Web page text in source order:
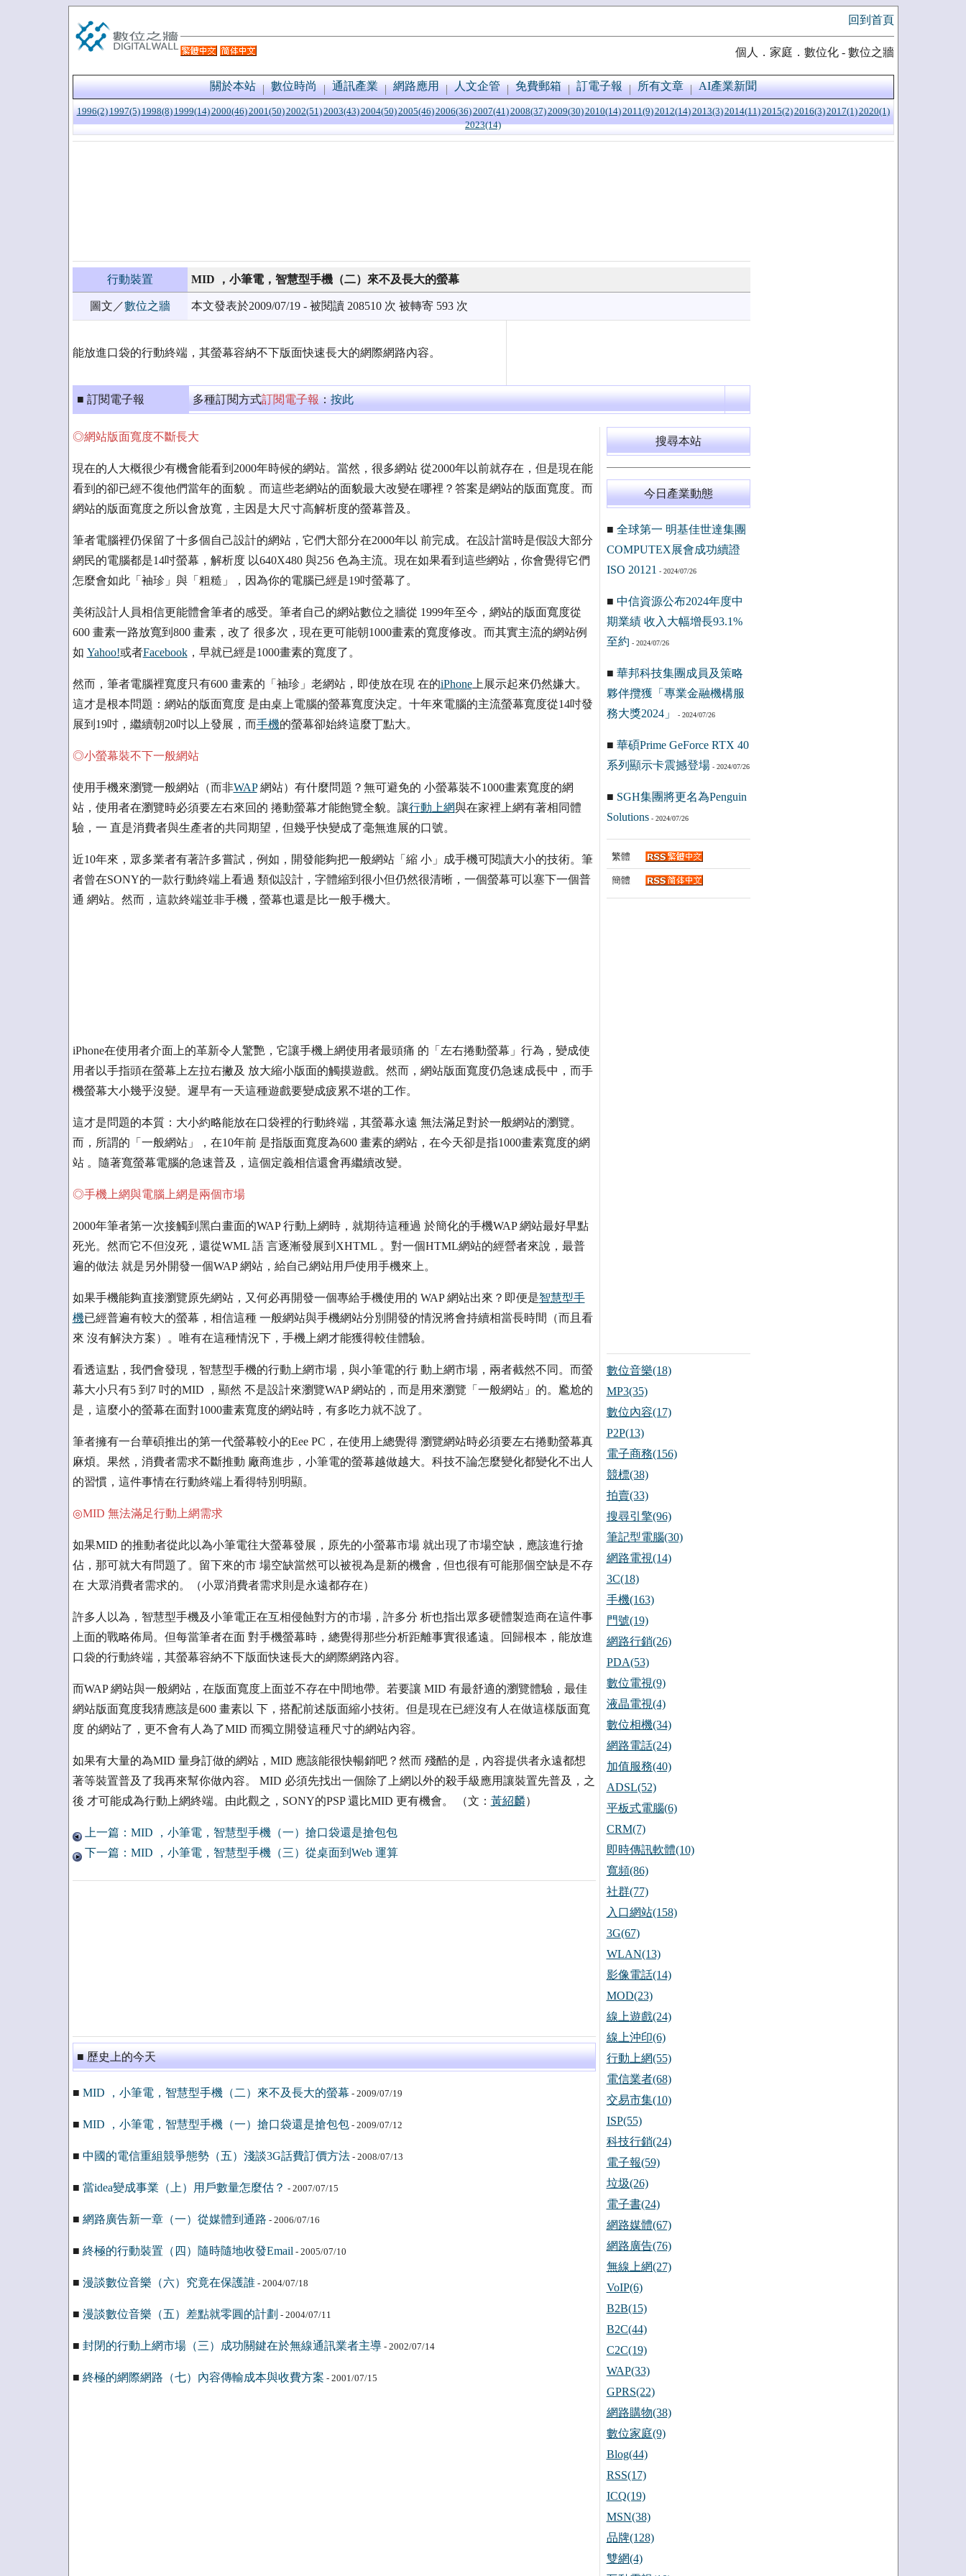
回到首頁
個人．家庭．數位化 - 數位之牆
關於本站 數位時尚 通訊產業 網路應用 人文企管 免費郵箱 訂電子報 所有文章 AI產業新聞
1996(2) 1997(5) 1998(8) 1999(14)2000(46)2001(50)2002(51)2003(43)2004(50)2005(46)2006(36)2007(41)2008(37)2009(30)2010(14)2011(9)2012(14)2013(3)2014(11)2015(2)2016(3)2017(1)2020(1)
2023(14)
行動裝置 MID ，小筆電，智慧型手機（二）來不及長大的螢幕
圖文／數位之牆 本文發表於2009/07/19 - 被閱讀 208510 次 被轉寄 593 次
能放進口袋的行動終端，其螢幕容納不下版面快速長大的網際網路內容。
■ 訂閱電子報 多種訂閱方式訂閱電子報：按此
◎網站版面寬度不斷長大
現在的人大概很少有機會能看到2000年時候的網站。當然，很多網站 從2000年以前就存在，但是現在能
看到的卻已經不復他們當年的面貌 。而這些老網站的面貌最大改變在哪裡？答案是網站的版面寬度。而
網站的版面寬度之所以會放寬，主因是大尺寸高解析度的螢幕普及。
筆者電腦裡仍保留了十多個自己設計的網站，它們大部分在2000年以 前完成。在設計當時是假設大部分
網民的電腦都是14吋螢幕，解析度 以640X480 與256 色為主流。現在如果看到這些網站，你會覺得它們
怎麼會如此「袖珍」與「粗糙」，因為你的電腦已經是19吋螢幕了。
美術設計人員相信更能體會筆者的感受。筆者自己的網站數位之牆從 1999年至今，網站的版面寬度從
600 畫素一路放寬到800 畫素，改了 很多次，現在更可能朝1000畫素的寬度修改。而其實主流的網站例
如 Yahoo!或者Facebook，早就已經是1000畫素的寬度了。
然而，筆者電腦裡寬度只有600 畫素的「袖珍」老網站，即使放在現 在的iPhone上展示起來仍然嫌大。
這才是根本問題：網站的版面寬度 是由桌上電腦的螢幕寬度決定。十年來電腦的主流螢幕寬度從14吋發
展到19吋，繼續朝20吋以上發展，而手機的螢幕卻始終這麼丁點大。
◎小螢幕裝不下一般網站
使用手機來瀏覽一般網站（而非WAP網站）有什麼問題？無可避免的 小螢幕裝不1000畫素寬度的網
站，使用者在瀏覽時必須要左右來回的 捲動螢幕才能飽覽全貌。讓行動上網與在家裡上網有著相同體
驗，一 直是消費者與生產者的共同期望，但幾乎快變成了毫無進展的口號。
近10年來，眾多業者有著許多嘗試，例如，開發能夠把一般網站「縮 小」成手機可閱讀大小的技術。筆
者曾在SONY的一款行動終端上看過 類似設計，字體縮到很小但仍然很清晰，一個螢幕可以塞下一個普
通 網站。然而，這款終端並非手機，螢幕也還是比一般手機大。
iPhone在使用者介面上的革新令人驚艷，它讓手機上網使用者最頭痛 的「左右捲動螢幕」行為，變成使
用者以手指頭在螢幕上左拉右撇及 放大縮小版面的觸摸遊戲。然而，網站版面寬度仍急速成長中，而手
機螢幕大小幾乎沒變。遲早有一天這種遊戲要變成疲累不堪的工作。
這才是問題的本質：大小約略能放在口袋裡的行動終端，其螢幕永遠 無法滿足對於一般網站的瀏覽。
而，所謂的「一般網站」，在10年前 是指版面寬度為600 畫素的網站，在今天卻是指1000畫素寬度的網
站 。隨著寬螢幕電腦的急速普及，這個定義相信還會再繼續改變。
◎手機上網與電腦上網是兩個市場
2000年筆者第一次接觸到黑白畫面的WAP 行動上網時，就期待這種過 於簡化的手機WAP 網站最好早點
死光。然而它不但沒死，還從WML 語 言逐漸發展到XHTML 。對一個HTML網站的經營者來說，最普
遍的做法 就是另外開發一個WAP 網站，給自己網站用戶使用手機來上。
如果手機能夠直接瀏覽原先網站，又何必再開發一個專給手機使用的 WAP 網站出來？即便是智慧型手
機已經普遍有較大的螢幕，相信這種 一般網站與手機網站分別開發的情況將會持續相當長時間（而且看
來 沒有解決方案）。唯有在這種情況下，手機上網才能獲得較佳體驗。
看透這點，我們會發現，智慧型手機的行動上網市場，與小筆電的行 動上網市場，兩者截然不同。而螢
幕大小只有5 到7 吋的MID ，顯然 不是設計來瀏覽WAP 網站的，而是用來瀏覽「一般網站」的。尷尬的
是，這麼小的螢幕在面對1000畫素寬度的網站時，有多吃力就不說了。
筆者擁有一台華碩推出的第一代螢幕較小的Eee PC，在使用上總覺得 瀏覽網站時必須要左右捲動螢幕真
麻煩。果然，消費者需求不斷推動 廠商進步，小筆電的螢幕越做越大。科技不論怎麼變化都變化不出人
的習慣，這件事情在行動終端上看得特別明顯。
◎MID 無法滿足行動上網需求
如果MID 的推動者從此以為小筆電往大螢幕發展，原先的小螢幕市場 就出現了市場空缺，應該進行搶
佔，那可就大有問題了。留下來的市 場空缺當然可以被視為是新的機會，但也很有可能那個空缺是不存
在 大眾消費者需求的。（小眾消費者需求則是永遠都存在）
許多人以為，智慧型手機及小筆電正在互相侵蝕對方的市場，許多分 析也指出眾多硬體製造商在這件事
上面的戰略佈局。但每當筆者在面 對手機螢幕時，總覺得那些分析距離事實很遙遠。回歸根本，能放進
口袋的行動終端，其螢幕容納不下版面快速長大的網際網路內容。
而WAP 網站與一般網站，在版面寬度上面並不存在中間地帶。若要讓 MID 有最舒適的瀏覽體驗，最佳
網站版面寬度我猜應該是600 畫素以 下，搭配前述版面縮小技術。但是現在已經沒有人在做這樣版面寬
度 的網站了，更不會有人為了MID 而獨立開發這種尺寸的網站內容。
如果有大量的為MID 量身訂做的網站，MID 應該能很快暢銷吧？然而 殘酷的是，內容提供者永遠都想
著等裝置普及了我再來幫你做內容。 MID 必須先找出一個除了上網以外的殺手級應用讓裝置先普及，之
後 才可能成為行動上網終端。由此觀之，SONY的PSP 還比MID 更有機會。 （文： 黃紹麟）
上一篇：MID ，小筆電，智慧型手機（一）搶口袋還是搶包包
下一篇：MID ，小筆電，智慧型手機（三）從桌面到Web 運算
■ 歷史上的今天
■ MID ，小筆電，智慧型手機（二）來不及長大的螢幕 - 2009/07/19
■ MID ，小筆電，智慧型手機（一）搶口袋還是搶包包- 2009/07/12
■ 中國的電信重組競爭態勢（五）淺談3G話費訂價方法- 2008/07/13
■ 當idea變成事業（上）用戶數量怎麼估？ - 2007/07/15
■ 網路廣告新一章（一）從媒體到通路 - 2006/07/16
■ 終極的行動裝置（四）隨時隨地收發Email- 2005/07/10
■ 漫談數位音樂（六）究竟在保護誰- 2004/07/18
■ 漫談數位音樂（五）差點就零圓的計劃 - 2004/07/11
■ 封閉的行動上網市場（三）成功關鍵在於無線通訊業者主導- 2002/07/14
■ 終極的網際網路（七）內容傳輸成本與收費方案 - 2001/07/15
搜尋本站
今日產業動態
■ 全球第一 明基佳世達集團
COMPUTEX展會成功續證
ISO 20121 - 2024/07/26
■ 中信資源公布2024年度中
期業績 收入大幅增長93.1%
至約 - 2024/07/26
■ 華邦科技集團成員及策略
夥伴攬獲「專業金融機構服
務大獎2024」
- 2024/07/26
■ 華碩Prime GeForce RTX 40
系列顯示卡震撼登場- 2024/07/26
■ SGH集團將更名為Penguin
Solutions- 2024/07/26
繁體
簡體
數位音樂(18)
MP3(35)
數位內容(17)
P2P(13)
電子商務(156)
競標(38)
拍賣(33)
搜尋引擎(96)
筆記型電腦(30)
網路電視(14)
3C(18)
手機(163)
門號(19)
網路行銷(26)
PDA(53)
數位電視(9)
液晶電視(4)
數位相機(34)
網路電話(24)
加值服務(40)
ADSL(52)
平板式電腦(6)
CRM(7)
即時傳訊軟體(10)
寬頻(86)
社群(77)
入口網站(158)
3G(67)
WLAN(13)
影像電話(14)
MOD(23)
線上遊戲(24)
線上沖印(6)
行動上網(55)
電信業者(68)
交易市集(10)
ISP(55)
科技行銷(24)
電子報(59)
垃圾(26)
電子書(24)
網路媒體(67)
網路廣告(76)
無線上網(27)
VoIP(6)
B2B(15)
B2C(44)
C2C(19)
WAP(33)
GPRS(22)
網路購物(38)
數位家庭(9)
Blog(44)
RSS(17)
ICQ(19)
MSN(38)
品牌(128)
雙網(4)